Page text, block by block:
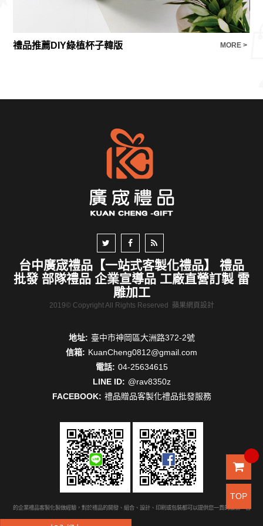
禮品推薦DIY綠植杯子韓版 MORE >
TOP
台中廣宬禮品【一站式客製化禮品】 禮品
批發 部隊禮品 企業宣導品 工廠直營訂製 雷
雕加工
2019© Copyright All Rights Reserved 蘋果網頁設計
地址: 臺中市神岡區大洲路372-2號
信箱: KuanCheng0812@gmail.com
電話: 04-25634615
LINE ID: @rav8350z
FACEBOOK: 禮品贈品客製化禮品批發服務
豐富的企業禮品客製化製做經驗，對於禮品的開發、組合、設計、印刷或包裝都可以提供您一貫的服務。台中